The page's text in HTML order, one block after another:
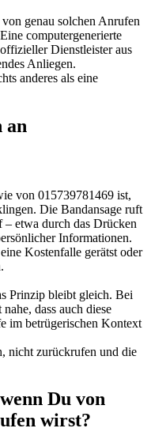
genau solchen Anrufen
computergenerierte
Dienstleister aus
Anliegen.
anderes als eine
an
von 015739781469 ist,
Die Bandansage ruft
etwa durch das Drücken
Informationen.
Kostenfalle gerätst oder
Prinzip bleibt gleich. Bei
dass auch diese
im betrügerischen Kontext
nicht zurückrufen und die
Du von
wirst?